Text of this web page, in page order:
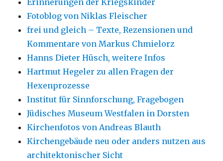
Erinnerungen der Kriegskinder
Fotoblog von Niklas Fleischer
frei und gleich – Texte, Rezensionen und
Kommentare von Markus Chmielorz
Hanns Dieter Hüsch, weitere Infos
Hartmut Hegeler zu allen Fragen der
Hexenprozesse
Institut für Sinnforschung, Fragebogen
Jüdisches Museum Westfalen in Dorsten
Kirchenfotos von Andreas Blauth
Kirchengebäude neu oder anders nutzen aus
architektonischer Sicht